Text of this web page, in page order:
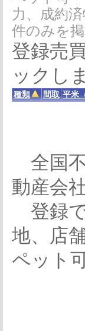
力、成約
件のみを
登録売
ックし
種類 間取 平米
全国
動産会
登録
地、店
ペット